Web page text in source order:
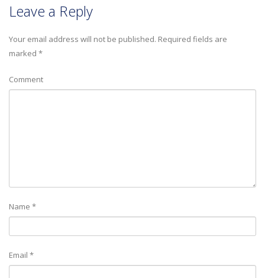
Leave a Reply
Your email address will not be published. Required fields are
marked *
Comment
Name *
Email *